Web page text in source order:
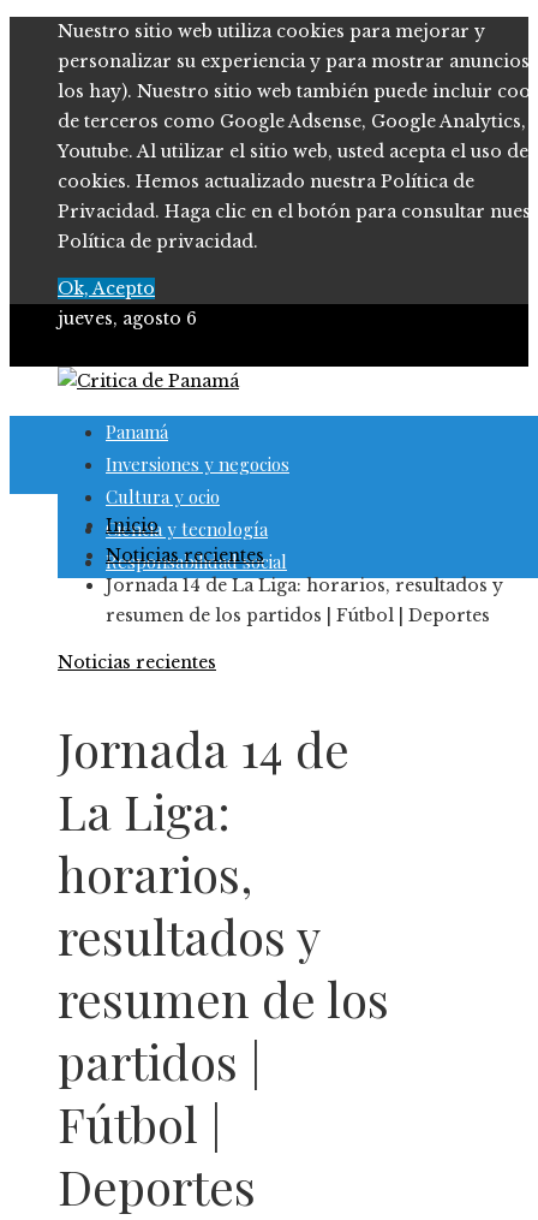
Nuestro sitio web utiliza cookies para mejorar y
personalizar su experiencia y para mostrar anuncios
los hay). Nuestro sitio web también puede incluir
de terceros como Google Adsense, Google Analytics,
Youtube. Al utilizar el sitio web, usted acepta el uso de
cookies. Hemos actualizado nuestra Política de
Privacidad. Haga clic en el botón para consultar
Política de privacidad.
Ok, Acepto
jueves, agosto 6
Panamá
Inversiones y negocios
Cultura y ocio
Ciencia y tecnología
Responsabilidad social
Inicio
Noticias recientes
Jornada 14 de La Liga: horarios, resultados y
resumen de los partidos | Fútbol | Deportes
Noticias recientes
Jornada 14 de
La Liga:
horarios,
resultados y
resumen de los
partidos |
Fútbol |
Deportes